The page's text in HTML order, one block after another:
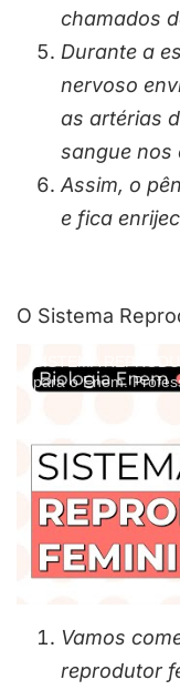
chamados
Durante a
nervoso
as artérias
sangue nos
Assim, o
e fica
O Sistema
SISTEMA
para o Enem.
Vamos
reprodutor